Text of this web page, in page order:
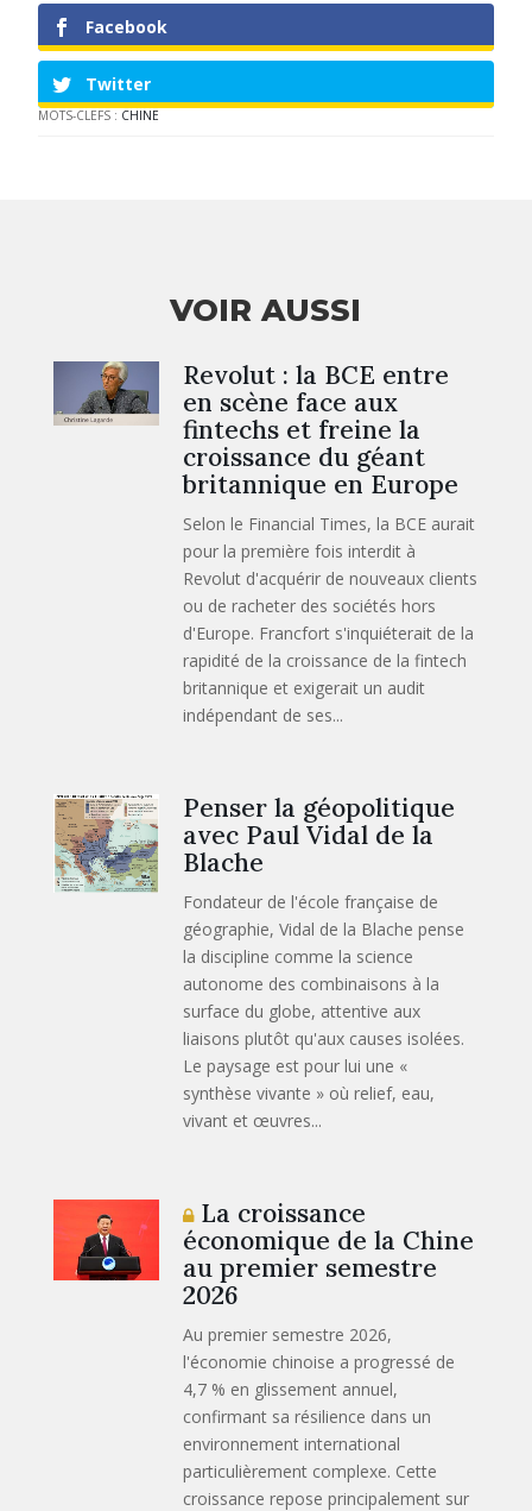
Facebook
Twitter
MOTS-CLEFS : CHINE
VOIR AUSSI
Revolut : la BCE entre
en scène face aux
fintechs et freine la
croissance du géant
britannique en Europe
Selon le Financial Times, la BCE aurait
pour la première fois interdit à
Revolut d'acquérir de nouveaux clients
ou de racheter des sociétés hors
d'Europe. Francfort s'inquiéterait de la
rapidité de la croissance de la fintech
britannique et exigerait un audit
indépendant de ses...
Penser la géopolitique
avec Paul Vidal de la
Blache
Fondateur de l'école française de
géographie, Vidal de la Blache pense
la discipline comme la science
autonome des combinaisons à la
surface du globe, attentive aux
liaisons plutôt qu'aux causes isolées.
Le paysage est pour lui une «
synthèse vivante » où relief, eau,
vivant et œuvres...
La croissance
économique de la Chine
au premier semestre
2026
Au premier semestre 2026,
l'économie chinoise a progressé de
4,7 % en glissement annuel,
confirmant sa résilience dans un
environnement international
particulièrement complexe. Cette
croissance repose principalement sur